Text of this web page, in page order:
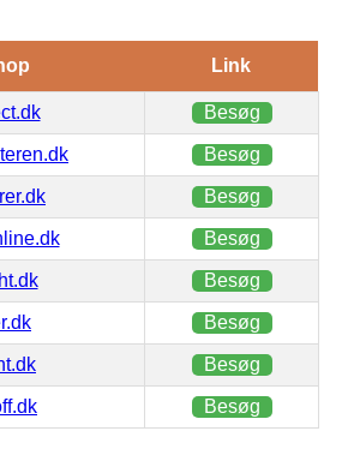
Link
Besøg
Besøg
Besøg
Besøg
Besøg
Besøg
Besøg
Besøg